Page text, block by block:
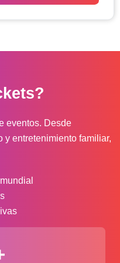
d
p
c
i
s
:
d
d
$
eventos. Desde
y entretenimiento familiar,